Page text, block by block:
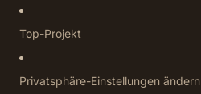
Top-Projekt
Privatsphäre-Einstellungen ändern